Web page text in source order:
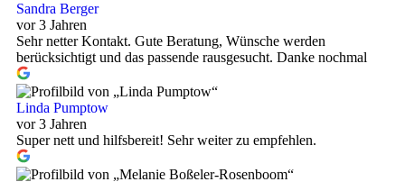
Sandra Berger
vor 3 Jahren
Sehr netter Kontakt. Gute Beratung, Wünsche werden
berücksichtigt und das passende rausgesucht. Danke nochmal
Linda Pumptow
vor 3 Jahren
Super nett und hilfsbereit! Sehr weiter zu empfehlen.